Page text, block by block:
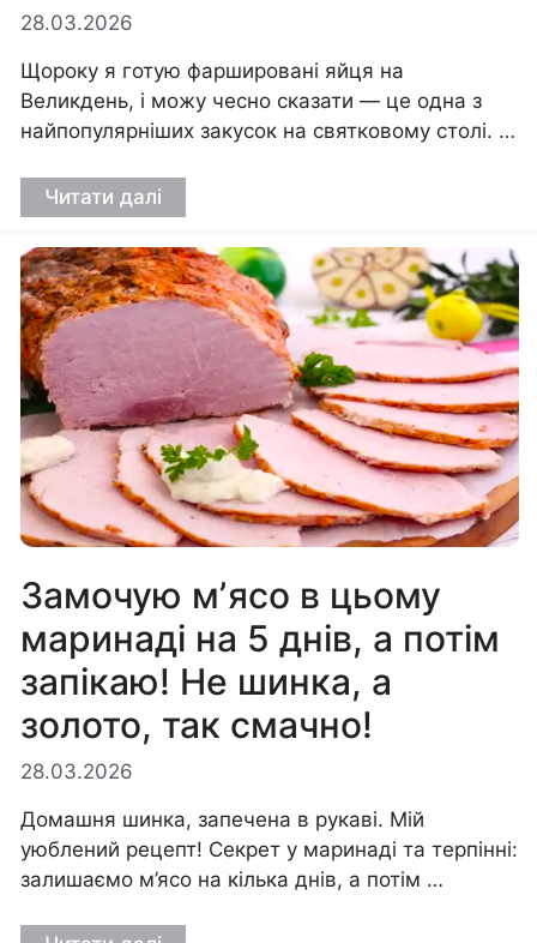
28.03.2026
Щороку я готую фаршировані яйця на
Великдень, і можу чесно сказати — це одна з
найпопулярніших закусок на святковому столі. …
Читати далі
Замочую мʼясо в цьому
маринаді на 5 днів, а потім
запікаю! Не шинка, а
золото, так смачно!
28.03.2026
Домашня шинка, запечена в рукаві. Мій
уюблений рецепт! Секрет у маринаді та терпінні:
залишаємо м’ясо на кілька днів, а потім …